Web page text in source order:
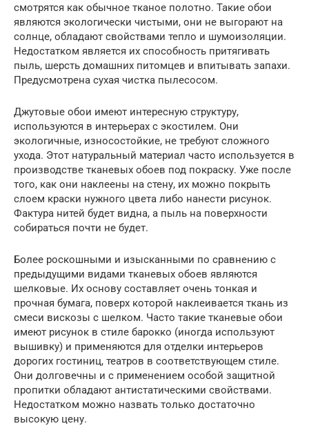
смотрятся как обычное тканое полотно. Такие обои
являются экологически чистыми, они не выгорают на
солнце, обладают свойствами тепло и шумоизоляции.
Недостатком является их способность притягивать
пыль, шерсть домашних питомцев и впитывать запахи.
Предусмотрена сухая чистка пылесосом.
Джутовые обои имеют интересную структуру,
используются в интерьерах с экостилем. Они
экологичные, износостойкие, не требуют сложного
ухода. Этот натуральный материал часто используется в
производстве тканевых обоев под покраску. Уже после
того, как они наклеены на стену, их можно покрыть
слоем краски нужного цвета либо нанести рисунок.
Фактура нитей будет видна, а пыль на поверхности
собираться почти не будет.
Более роскошными и изысканными по сравнению с
предыдущими видами тканевых обоев являются
шелковые. Их основу составляет очень тонкая и
прочная бумага, поверх которой наклеивается ткань из
смеси вискозы с шелком. Часто такие тканевые обои
имеют рисунок в стиле барокко (иногда используют
вышивку) и применяются для отделки интерьеров
дорогих гостиниц, театров в соответствующем стиле.
Они долговечны и с применением особой защитной
пропитки обладают антистатическими свойствами.
Недостатком можно назвать только достаточно
высокую цену.